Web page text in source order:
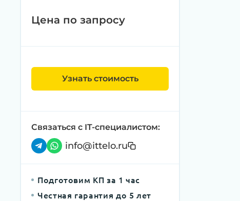
Цена по запросу
Узнать стоимость
Связаться с IT-специалистом:
info@ittelo.ru
Подготовим КП за 1 час
Честная гарантия до 5 лет